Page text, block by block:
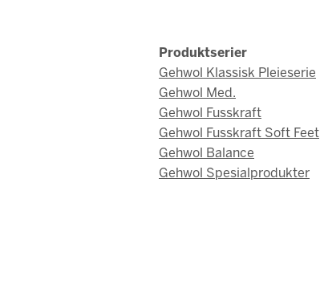
Produktserier
Gehwol Klassisk Pleieserie
Gehwol Med.
Gehwol Fusskraft
Gehwol Fusskraft Soft Feet
Gehwol Balance
Gehwol Spesialprodukter